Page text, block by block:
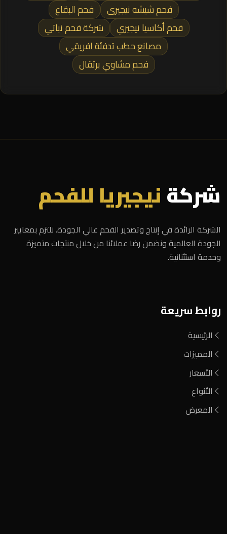
فحم شيشه نيجيرى
فحم البقاع
فحم أكاسيا نيجيري
شركة فحم نباتي
مصانع حطب تدفئة افريقي
فحم مشاوي برتقال
شركةنيجيريا للفحم
الشركة الرائدة في إنتاج وتصدير الفحم عالي الجودة. نلتزم بمعايير
الجودة العالمية ونضمن رضا عملائنا من خلال منتجات متميزة
وخدمة استثنائية.
روابط سريعة
الرئيسية
المميزات
الأسعار
الأنواع
المعرض